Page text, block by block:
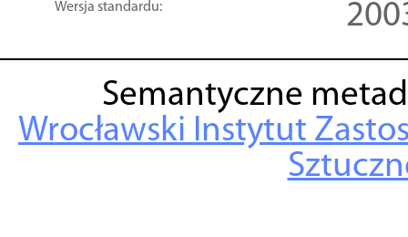
Wersja standardu:
Semantyczne
Wrocławski Instytut